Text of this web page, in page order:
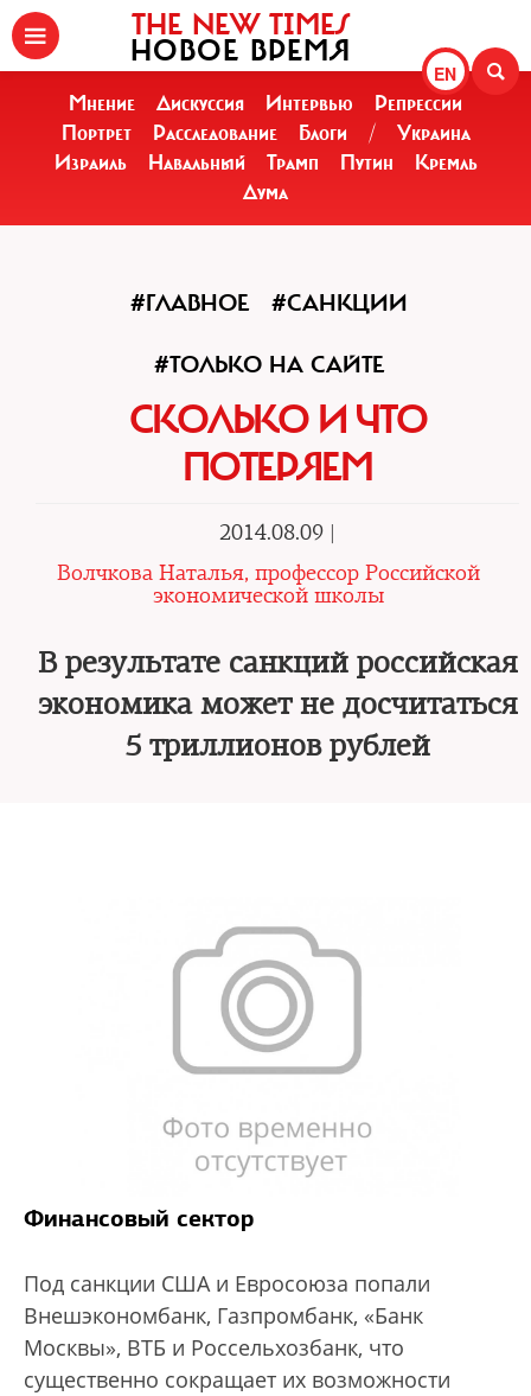
EN
THE NEW TIMES
НОВОЕ ВРЕМЯ
Мнение Дискуссия Интервью
Репрессии
Портрет
Расследование Блоги /
Украина
Израиль
Навальный Трамп Путин
Кремль
Дума
#ГЛАВНОЕ #САНКЦИИ
#ТОЛЬКО НА САЙТЕ
CКОЛЬКО И ЧТО
ПОТЕРЯЕМ
2014.08.09 |
Волчкова Наталья, профессор Российской
экономической школы
В результате санкций российская
экономика может не досчитаться
5 триллионов рублей
Финансовый сектор
Под санкции США и Евросоюза попали
Внешэкономбанк, Газпромбанк, «Банк
Москвы», ВТБ и Россельхозбанк, что
существенно сокращает их возможности